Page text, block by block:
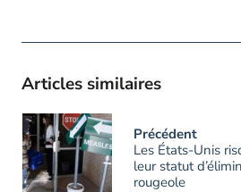
Articles similaires
Précédent
Les États-Unis
leur statut
rougeole